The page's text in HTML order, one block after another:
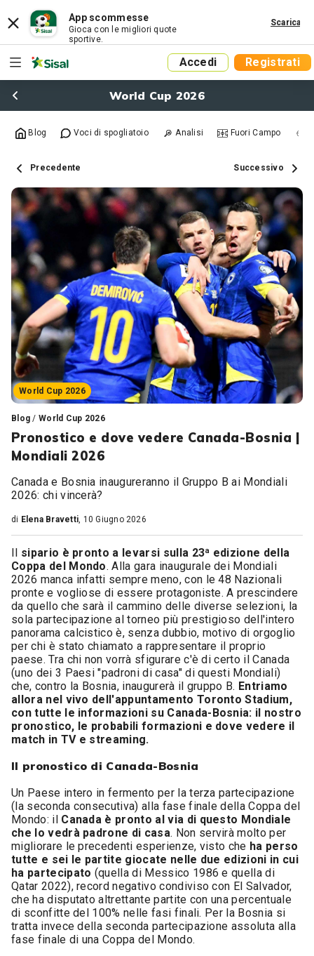
App scommesse
Gioca con le migliori quote
sportive.
Scarica
Accedi Registrati
World Cup 2026
Blog Voci di spogliatoio Analisi Fuori Campo
Precedente Successivo
World Cup 2026
Blog / World Cup 2026
Pronostico e dove vedere Canada-Bosnia |
Mondiali 2026
Canada e Bosnia inaugureranno il Gruppo B ai Mondiali
2026: chi vincerà?
di Elena Bravetti, 10 Giugno 2026
Il sipario è pronto a levarsi sulla 23ª edizione della
Coppa del Mondo. Alla gara inaugurale dei Mondiali
2026 manca infatti sempre meno, con le 48 Nazionali
pronte e vogliose di essere protagoniste. A prescindere
da quello che sarà il cammino delle diverse selezioni, la
sola partecipazione al torneo più prestigioso dell'intero
panorama calcistico è, senza dubbio, motivo di orgoglio
per chi è stato chiamato a rappresentare il proprio
paese. Tra chi non vorrà sfigurare c'è di certo il Canada
(uno dei 3 Paesi "padroni di casa" di questi Mondiali)
che, contro la Bosnia, inaugurerà il gruppo B. Entriamo
allora nel vivo dell'appuntamento Toronto Stadium,
con tutte le informazioni su Canada-Bosnia: il nostro
pronostico, le probabili formazioni e dove vedere il
match in TV e streaming.
Il pronostico di Canada-Bosnia
Un Paese intero in fermento per la terza partecipazione
(la seconda consecutiva) alla fase finale della Coppa del
Mondo: il Canada è pronto al via di questo Mondiale
che lo vedrà padrone di casa. Non servirà molto per
migliorare le precedenti esperienze, visto che ha perso
tutte e sei le partite giocate nelle due edizioni in cui
ha partecipato (quella di Messico 1986 e quella di
Qatar 2022), record negativo condiviso con El Salvador,
che ha disputato altrettante partite con una percentuale
di sconfitte del 100% nelle fasi finali. Per la Bosnia si
tratta invece della seconda partecipazione assoluta alla
fase finale di una Coppa del Mondo.